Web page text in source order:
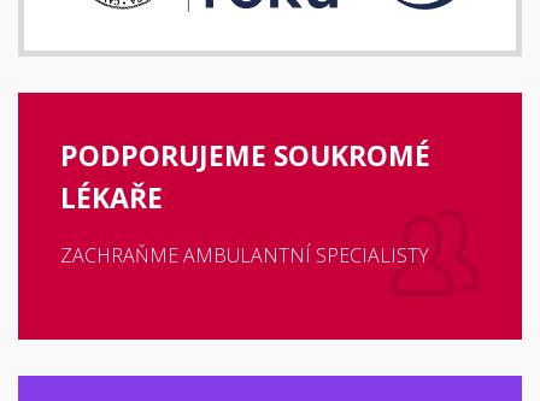
PODPORUJEME SOUKROMÉ
LÉKAŘE
ZACHRAŇME AMBULANTNÍ SPECIALISTY